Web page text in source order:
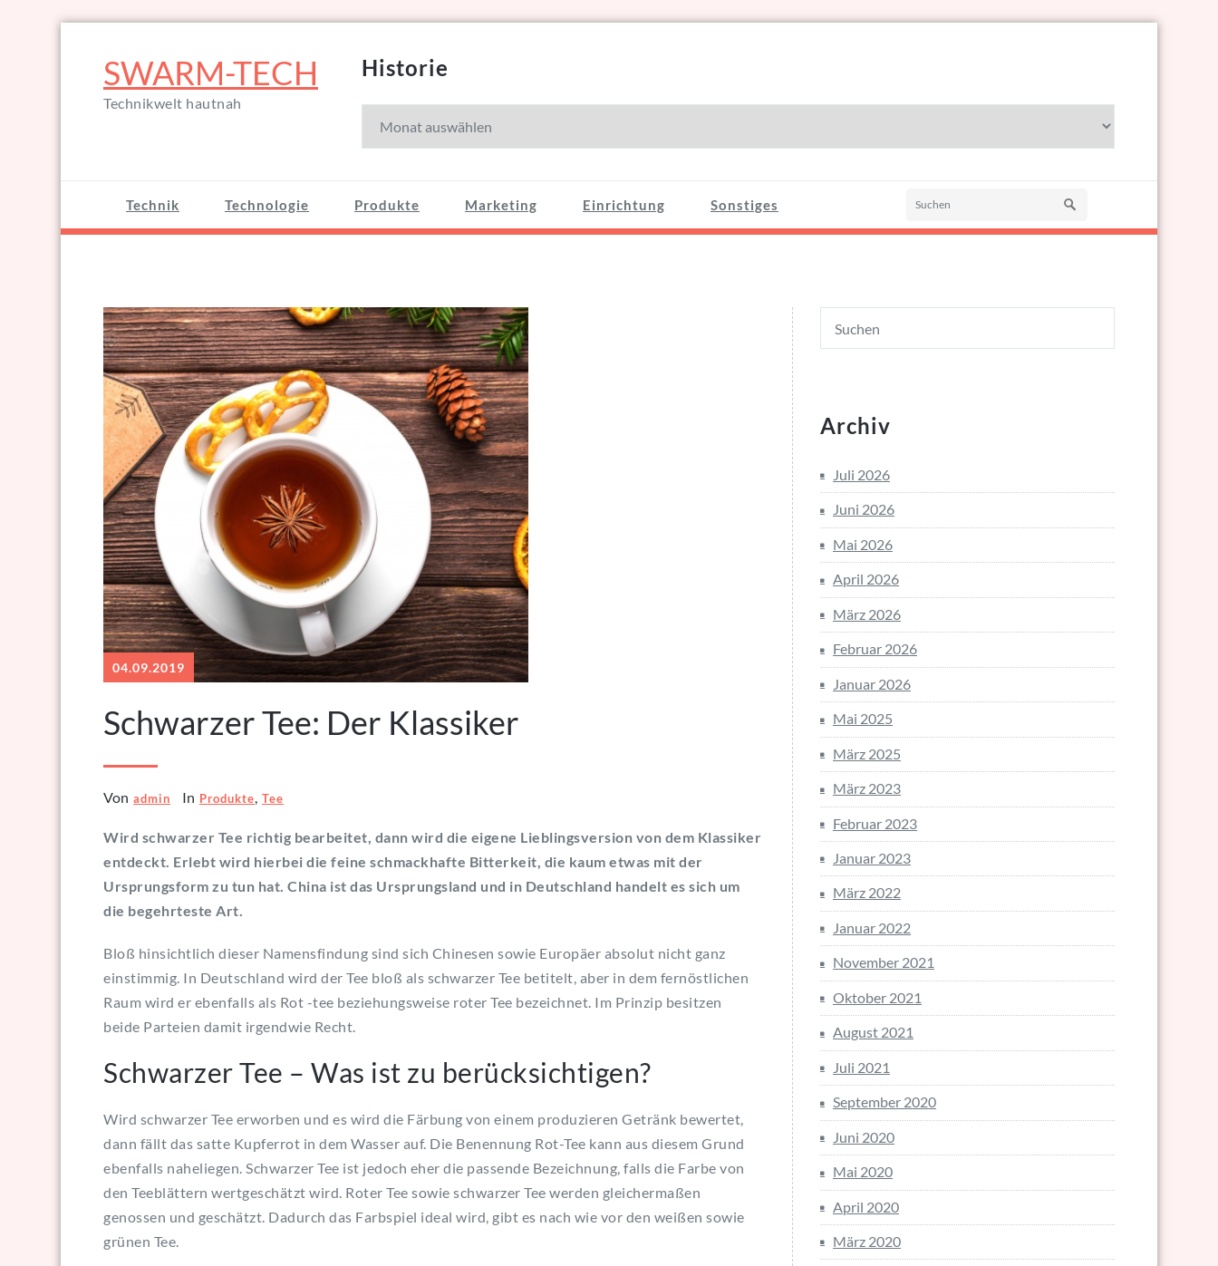
springenSWARM-TECH
Technikwelt hautnah
Historie
Technik Technologie Produkte Marketing Einrichtung Sonstiges
04.09.2019
Schwarzer Tee: Der Klassiker
Von admin In Produkte, Tee
Wird schwarzer Tee richtig bearbeitet, dann wird die eigene Lieblingsversion von dem Klassiker
entdeckt. Erlebt wird hierbei die feine schmackhafte Bitterkeit, die kaum etwas mit der
Ursprungsform zu tun hat. China ist das Ursprungsland und in Deutschland handelt es sich um
die begehrteste Art.
Bloß hinsichtlich dieser Namensfindung sind sich Chinesen sowie Europäer absolut nicht ganz
einstimmig. In Deutschland wird der Tee bloß als schwarzer Tee betitelt, aber in dem fernöstlichen
Raum wird er ebenfalls als Rot -tee beziehungsweise roter Tee bezeichnet. Im Prinzip besitzen
beide Parteien damit irgendwie Recht.
Schwarzer Tee – Was ist zu berücksichtigen?
Wird schwarzer Tee erworben und es wird die Färbung von einem produzieren Getränk bewertet,
dann fällt das satte Kupferrot in dem Wasser auf. Die Benennung Rot-Tee kann aus diesem Grund
ebenfalls naheliegen. Schwarzer Tee ist jedoch eher die passende Bezeichnung, falls die Farbe von
den Teeblättern wertgeschätzt wird. Roter Tee sowie schwarzer Tee werden gleichermaßen
genossen und geschätzt. Dadurch das Farbspiel ideal wird, gibt es nach wie vor den weißen sowie
grünen Tee.
Archiv
Juli 2026
Juni 2026
Mai 2026
April 2026
März 2026
Februar 2026
Januar 2026
Mai 2025
März 2025
März 2023
Februar 2023
Januar 2023
März 2022
Januar 2022
November 2021
Oktober 2021
August 2021
Juli 2021
September 2020
Juni 2020
Mai 2020
April 2020
März 2020